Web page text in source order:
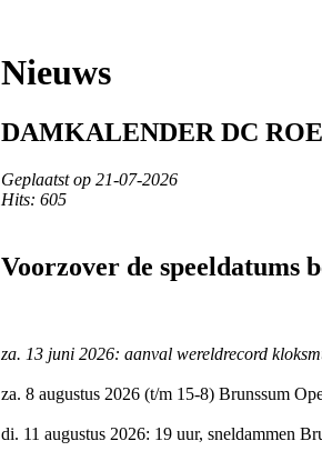
Nieuws
DAMKALENDER DC
Geplaatst op 21-07-2026
Hits: 605
Voorzover de speeldatums
za. 13 juni 2026: aanval wereldrecord
za. 8 augustus 2026 (t/m 15-8) Brunssum
di. 11 augustus 2026: 19 uur, sneldammen